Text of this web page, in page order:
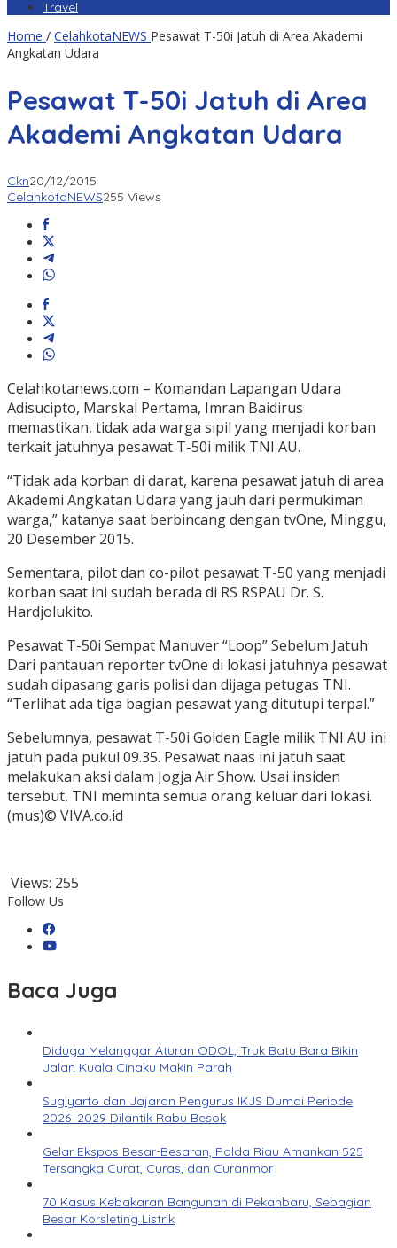
Travel
Home / CelahkotaNEWS Pesawat T-50i Jatuh di Area Akademi
Angkatan Udara
Pesawat T-50i Jatuh di Area
Akademi Angkatan Udara
Ckn20/12/2015
CelahkotaNEWS255 Views
Celahkotanews.com – Komandan Lapangan Udara
Adisucipto, Marskal Pertama, Imran Baidirus
memastikan, tidak ada warga sipil yang menjadi korban
terkait jatuhnya pesawat T-50i milik TNI AU.
“Tidak ada korban di darat, karena pesawat jatuh di area
Akademi Angkatan Udara yang jauh dari permukiman
warga,” katanya saat berbincang dengan tvOne, Minggu,
20 Desember 2015.
Sementara, pilot dan co-pilot pesawat T-50 yang menjadi
korban saat ini sudah berada di RS RSPAU Dr. S.
Hardjolukito.
Pesawat T-50i Sempat Manuver “Loop” Sebelum Jatuh
Dari pantauan reporter tvOne di lokasi jatuhnya pesawat
sudah dipasang garis polisi dan dijaga petugas TNI.
“Terlihat ada tiga bagian pesawat yang ditutupi terpal.”
Sebelumnya, pesawat T-50i Golden Eagle milik TNI AU ini
jatuh pada pukul 09.35. Pesawat naas ini jatuh saat
melakukan aksi dalam Jogja Air Show. Usai insiden
tersebut, TNI meminta semua orang keluar dari lokasi.
(mus)© VIVA.co.id
Views: 255
Follow Us
Baca Juga
Diduga Melanggar Aturan ODOL, Truk Batu Bara Bikin
Jalan Kuala Cinaku Makin Parah
Sugiyarto dan Jajaran Pengurus IKJS Dumai Periode
2026–2029 Dilantik Rabu Besok
Gelar Ekspos Besar-Besaran, Polda Riau Amankan 525
Tersangka Curat, Curas, dan Curanmor
70 Kasus Kebakaran Bangunan di Pekanbaru, Sebagian
Besar Korsleting Listrik